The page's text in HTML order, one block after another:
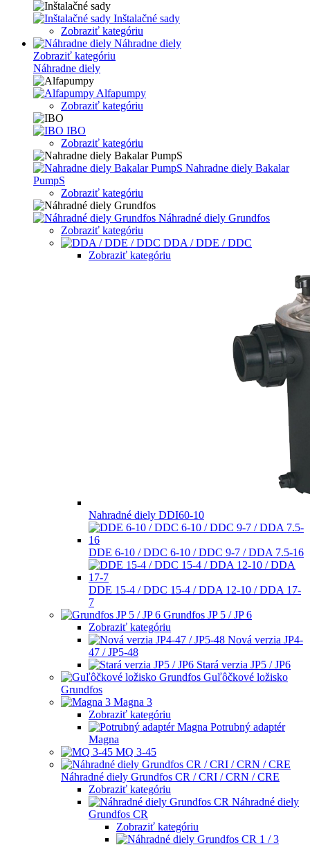
Inštalačné sady
Zobraziť kategóriu
Náhradne diely
Zobraziť kategóriu
Náhradne diely
Alfapumpy
Zobraziť kategóriu
IBO
Zobraziť kategóriu
Nahradne diely Bakalar
PumpS
Zobraziť kategóriu
Náhradné diely Grundfos
Zobraziť kategóriu
DDA / DDE / DDC
Zobraziť kategóriu
Nahradné diely DDI60-10
DDE 6-10 / DDC 6-10 / DDC 9-7 / DDA 7.5-16
DDE 15-4 / DDC 15-4 / DDA 12-10 / DDA 17-
7
Grundfos JP 5 / JP 6
Zobraziť kategóriu
Nová verzia JP4-
47 / JP5-48
Stará verzia JP5 / JP6
Guľôčkové ložisko
Grundfos
Magna 3
Zobraziť kategóriu
Potrubný adaptér
Magna
MQ 3-45
Náhradné diely Grundfos CR / CRI / CRN / CRE
Zobraziť kategóriu
Náhradné diely
Grundfos CR
Zobraziť kategóriu